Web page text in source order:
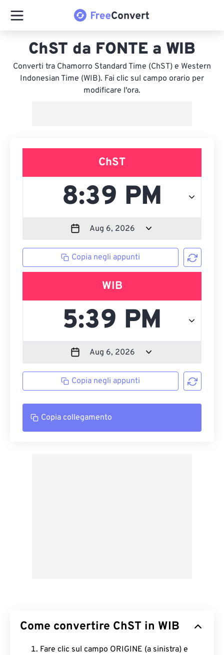
ChST da FONTE a WIB
Converti tra Chamorro Standard Time (ChST) e Western
Indonesian Time (WIB). Fai clic sul campo orario per
modificare l'ora.
ChST
Copia negli appunti
WIB
Copia negli appunti
Copia collegamento
Come convertire ChST in WIB
Fare clic sul campo ORIGINE (a sinistra) e